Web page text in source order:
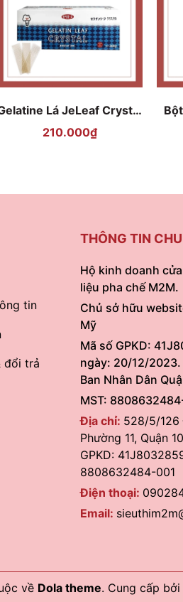
Lá JeLeaf Crystal
hộp 300gr
210.000₫
tin
đổi trả
THÔNG TIN
Hộ kinh doanh
liệu pha chế M2M.
Chủ sở hữu
Mỹ
Mã số GPKD:
ngày: 20/12/2023.
Ban Nhân Dân
MST:
Địa chỉ: 528/5/126
Phường 11, Quận
GPKD:
8808632484-001
Điện thoại:
Email:
về Dola theme. Cung cấp bởi